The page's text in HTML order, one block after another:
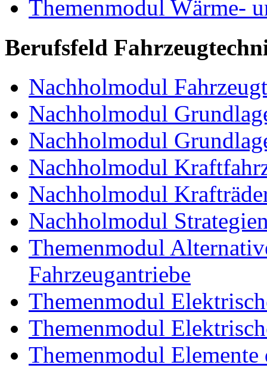
Themenmodul Wärme-
Berufsfeld
Nachholmodul
Nachholmodul
Nachholmodul
Nachholmodul
Nachholmodul
Nachholmodul
Themenmodul
Fahrzeugantriebe
Themenmodul
Themenmodul
Themenmodul Elemente